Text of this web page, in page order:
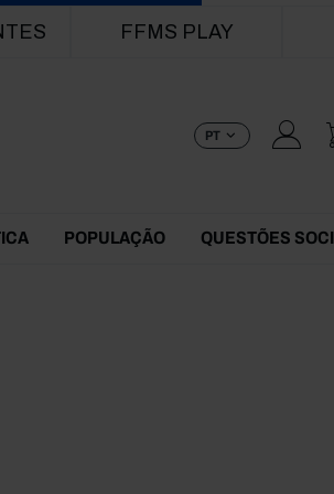
FFMS PLAY
PT
POPULAÇÃO QUESTÕES